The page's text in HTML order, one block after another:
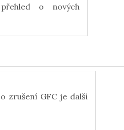
o nových
zrušení GFC je další